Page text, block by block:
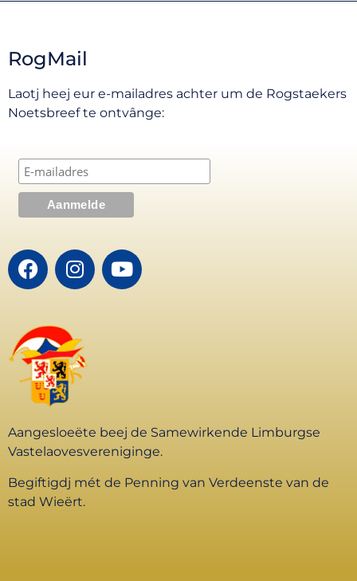
RogMail
Laotj heej eur e-mailadres achter um de Rogstaekers
Noetsbreef te ontvânge:
Aangesloeëte beej de Samewirkende Limburgse
Vastelaovesvereniginge.
Begiftigdj mét de Penning van Verdeenste van de
stad Wieërt.